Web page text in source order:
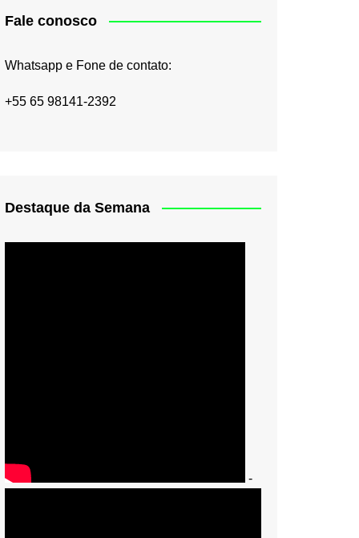
Fale conosco
Whatsapp e Fone de contato:
+55 65 98141-2392
Destaque da Semana
-